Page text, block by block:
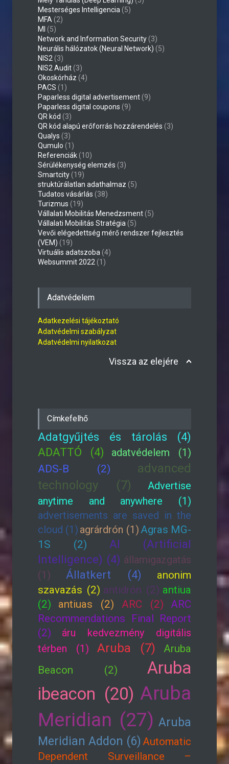
Mesterséges Intelligencia (5)
MFA (2)
MI (5)
Network and Information Security(3)
Neurális hálózatok (Neural Network) (5)
NIS2 (3)
NIS2 Audit(3)
Okoskórház (4)
PACS (1)
Paparless digital advertisement(9)
Paparless digital coupons (9)
QR kód (3)
QR kód alapú erőforrás hozzárendelés (3)
Qualys (3)
Qumulo (1)
Referenciák(10)
Sérülékenység elemzés (3)
Smartcity(19)
struktúrálatlan adathalmaz (5)
Tudatos vásárlás (38)
Turizmus (19)
Vállalati Mobilitás Menedzsment(5)
Vállalati Mobilitás Stratégia (5)
Vevői elégedettség mérő rendszer fejlesztés
(VEM) (19)
Virtuális adatszoba (4)
Websummit 2022 (1)
Adatvédelem
Adatkezelési tájékoztató
Adatvédelmi szabályzat
Adatvédelmi nyilatkozat
Vissza az elejére
Címkefelhő
Adatgyűjtés és tárolás (4)
ADATTÓ (4)
adatvédelem (1)
ADS-B (2)
advanced
technology (7)
Advertise
anytime and anywhere (1)
advertisements are saved in the
cloud (1) agrárdrón (1)Agras MG-
1S (2)
AI (Artificial
Intelligence) (4) államigazgatás
(1)
Állatkert (4)
anonim
szavazás (2) antidrón (2) antiua
(2)
antiuas (2) ARC (2)
ARC
Recommendations Final Report
(2)
áru kedvezmény digitális
térben (1)
Aruba (7)
Aruba
Beacon (2)
Aruba
ibeacon (20) Aruba
Meridian (27) Aruba
Meridian Addon (6) Automatic
Dependent Surveillance –